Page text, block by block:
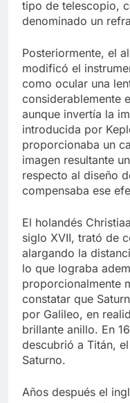
tipo de telescopio,
denominado un
Posteriormente, el
modificó el
como ocular una
considerablemente
aunque invertía la
introducida por
proporcionaba un
imagen resultante
respecto al diseño
compensaba ese
El holandés
siglo XVII, trató de
alargando la
lo que lograba
proporcionalmente
constatar que
por Galileo, en
brillante anillo. En
descubrió a Titán,
Saturno.
Años después el